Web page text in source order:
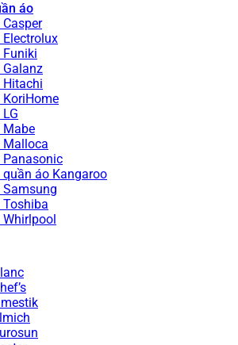
áo
Electrolux
Funiki
Galanz
Hitachi
KoriHome
Mabe
Malloca
Panasonic
quần áo Kangaroo
Samsung
Toshiba